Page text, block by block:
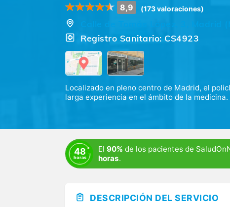
8,9 (173 valoraciones)
Registro Sanitario: CS4923
Localizado en pleno centro de Madrid, el
larga experiencia en el ámbito de la medicina.
Ofrecemos una amplia variedad de
48
horas
El 90% de los pacientes de
horas.
DESCRIPCIÓN DEL SERVICIO